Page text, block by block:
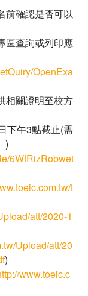
前確認是否可以
區查詢或列印應
OpenExa
相關證明至校方
下午3點截止(需
)
6WfRizRobwet
t
att/2020-1
Upload/att/20
)
www.toeic.c